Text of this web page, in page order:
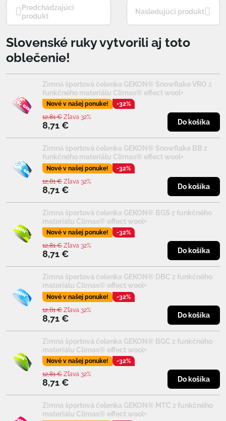
Predchádzajúci
produkt
Nasledujúci produkt
Slovenské ruky vytvorili aj toto
oblečenie!
Zimná športová čelenka GEKON® Snowflake VRO z
funkčného materiálu Climax® effect wool+
Nové v našej ponuke! -32%
8,71 €
12,81 € Zľava 32%
Do košíka
Zimná športová čelenka GEKON® Snowflake BB z
funkčného materiálu Climax® effect wool+
Nové v našej ponuke! -32%
8,71 €
12,81 € Zľava 32%
Do košíka
Zimná športová čelenka GEKON® BGS z funkčného
materiálu Climax® effect wool+
Nové v našej ponuke! -32%
8,71 €
12,81 € Zľava 32%
Do košíka
Zimná športová čelenka GEKON® DBC z funkčného
materiálu Climax® effect wool+
Nové v našej ponuke! -32%
8,71 €
12,81 € Zľava 32%
Do košíka
Zimná športová čelenka GEKON® BGC z funkčného
materiálu Climax® effect wool+
Nové v našej ponuke! -32%
8,71 €
12,81 € Zľava 32%
Do košíka
Zimná športová čelenka GEKON® MTC z funkčného
materiálu Climax® effect wool+